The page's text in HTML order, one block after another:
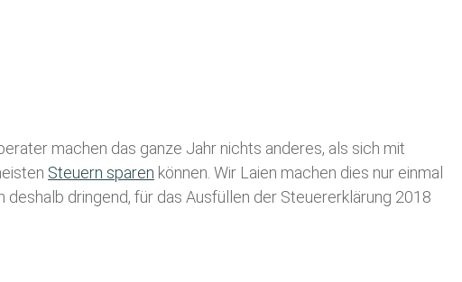
machen das ganze Jahr nichts anderes, als sich mit
Steuern sparen können. Wir Laien machen dies nur einmal
dringend, für das Ausfüllen der Steuererklärung 2018